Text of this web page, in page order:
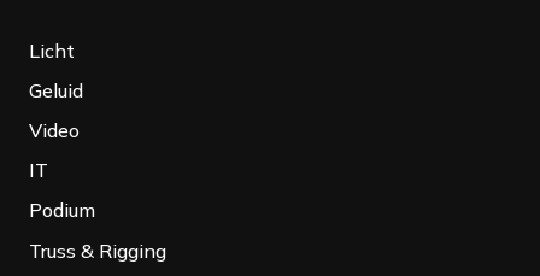
Licht
Geluid
Video
IT
Podium
Truss & Rigging